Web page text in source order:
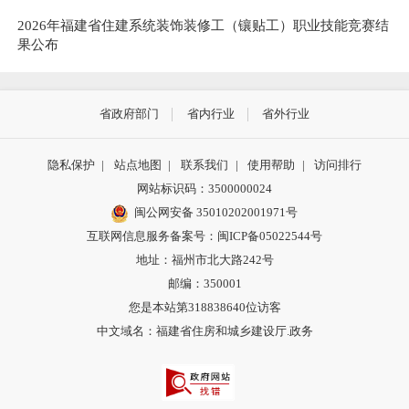
2026年福建省住建系统装饰装修工（镶贴工）职业技能竞赛结
果公布
省政府部门 省内行业 省外行业
隐私保护 | 站点地图 | 联系我们 | 使用帮助 |
访问排行
网站标识码：3500000024
闽公网安备 35010202001971号
互联网信息服务备案号：闽ICP备05022544号
地址：福州市北大路242号
邮编：350001
您是本站第318838640位访客
中文域名：福建省住房和城乡建设厅.政务